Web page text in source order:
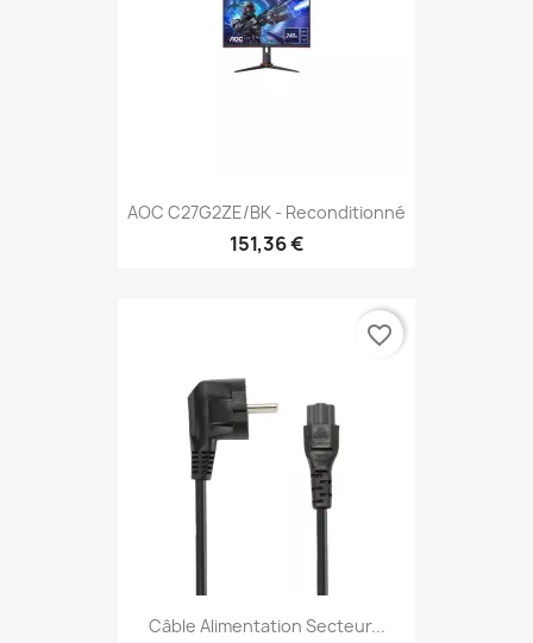
AOC C27G2ZE/BK - Reconditionné
151,36 €
Câble Alimentation Secteur...
favorite_border